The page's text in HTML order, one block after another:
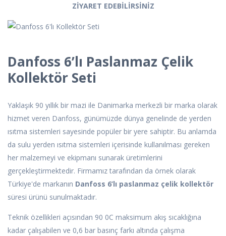
ZİYARET EDEBİLİRSİNİZ
Danfoss 6’lı Paslanmaz Çelik
Kollektör Seti
Yaklaşık 90 yıllık bir mazi ile Danimarka merkezli bir marka olarak
hizmet veren Danfoss, günümüzde dünya genelinde de yerden
ısıtma sistemleri sayesinde popüler bir yere sahiptir. Bu anlamda
da sulu yerden ısıtma sistemleri içerisinde kullanılması gereken
her malzemeyi ve ekipmanı sunarak üretimlerini
gerçekleştirmektedir. Firmamız tarafından da örnek olarak
Türkiye'de markanın Danfoss 6’lı paslanmaz çelik kollektör
süresi ürünü sunulmaktadır.
Teknik özellikleri açısından 90 0C maksimum akış sıcaklığına
kadar çalışabilen ve 0,6 bar basınç farkı altında çalışma